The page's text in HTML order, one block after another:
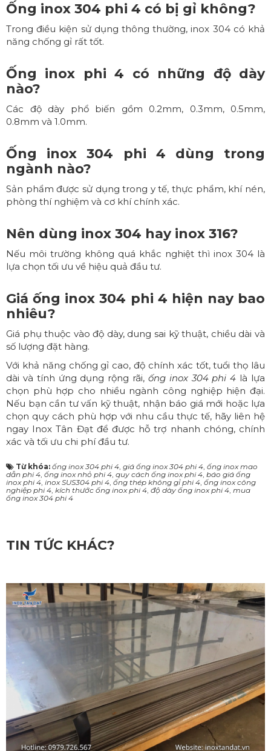
Ống inox 304 phi 4 có bị gỉ không?
Trong điều kiện sử dụng thông thường, inox 304 có khả
năng chống gỉ rất tốt.
Ống inox phi 4 có những độ dày
nào?
Các độ dày phổ biến gồm 0.2mm, 0.3mm, 0.5mm,
0.8mm và 1.0mm.
Ống inox 304 phi 4 dùng trong
ngành nào?
Sản phẩm được sử dụng trong y tế, thực phẩm, khí nén,
phòng thí nghiệm và cơ khí chính xác.
Nên dùng inox 304 hay inox 316?
Nếu môi trường không quá khắc nghiệt thì inox 304 là
lựa chọn tối ưu về hiệu quả đầu tư.
Giá ống inox 304 phi 4 hiện nay bao
nhiêu?
Giá phụ thuộc vào độ dày, dung sai kỹ thuật, chiều dài và
số lượng đặt hàng.
Với khả năng chống gỉ cao, độ chính xác tốt, tuổi thọ lâu
dài và tính ứng dụng rộng rãi, ống inox 304 phi 4 là lựa
chọn phù hợp cho nhiều ngành công nghiệp hiện đại.
Nếu bạn cần tư vấn kỹ thuật, nhận báo giá mới hoặc lựa
chọn quy cách phù hợp với nhu cầu thực tế, hãy liên hệ
ngay Inox Tân Đạt để được hỗ trợ nhanh chóng, chính
xác và tối ưu chi phí đầu tư.
Từ khóa: ống inox 304 phi 4, giá ống inox 304 phi 4, ống inox mao
dẫn phi 4, ống inox nhỏ phi 4, quy cách ống inox phi 4, báo giá ống
inox phi 4, inox SUS304 phi 4, ống thép không gỉ phi 4, ống inox công
nghiệp phi 4, kích thước ống inox phi 4, độ dày ống inox phi 4, mua
ống inox 304 phi 4
TIN TỨC KHÁC?